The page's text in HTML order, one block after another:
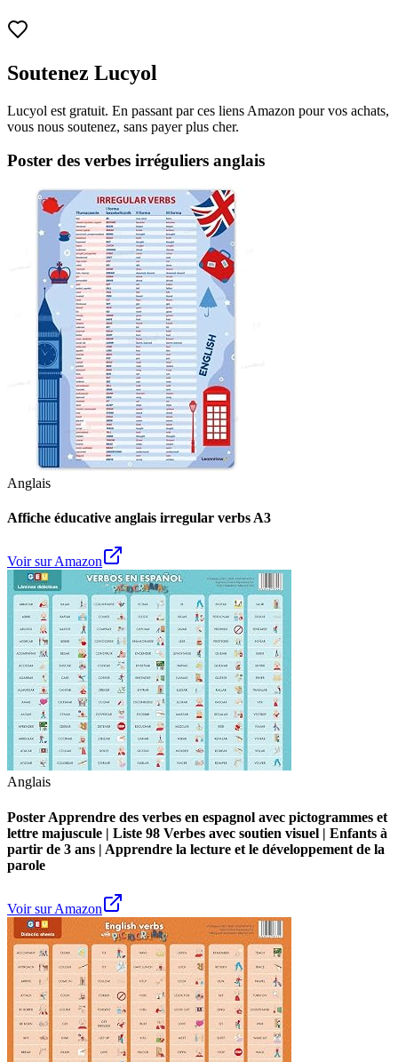
Soutenez Lucyol
Lucyol est gratuit. En passant par ces liens Amazon pour vos achats,
vous nous soutenez, sans payer plus cher.
Poster des verbes irréguliers anglais
Anglais
Affiche éducative anglais irregular verbs A3
Voir sur Amazon
Anglais
Poster Apprendre des verbes en espagnol avec pictogrammes et
lettre majuscule | Liste 98 Verbes avec soutien visuel | Enfants à
partir de 3 ans | Apprendre la lecture et le développement de la
parole
Voir sur Amazon